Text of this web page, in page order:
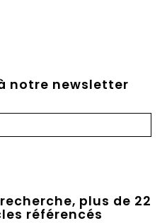
notre newsletter
plus de 22
référencés